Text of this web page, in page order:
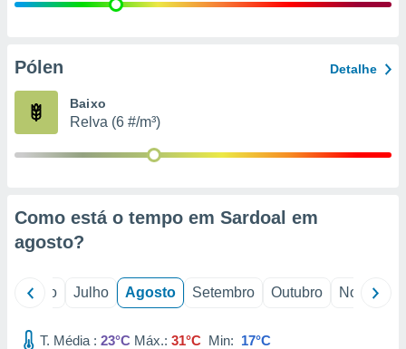
e
de
Pólen Detalhe
Baixo
Relva (6 #/m³)
Como está o tempo em Sardoal em
agosto?
Junho Julho Agosto Setembro Outubro Novembro
T. Média : 23°C Máx.: 31°C Min: 17°C